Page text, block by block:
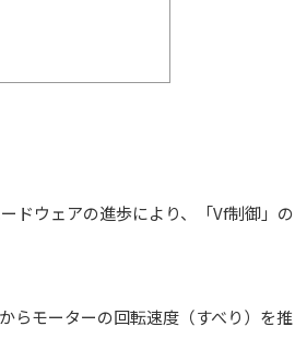
ドウェアの進歩により、「Vf制御」の
らモーターの回転速度（すべり）を推